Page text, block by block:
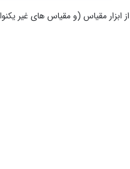
از ابزار مقیاس (و مقیاس های غیر